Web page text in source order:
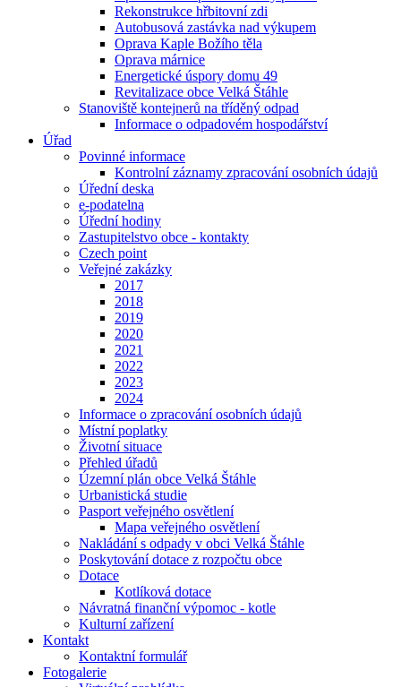
Rekonstrukce hřbitovní zdi
Autobusová zastávka nad výkupem
Oprava Kaple Božího těla
Oprava márnice
Energetické úspory domu 49
Revitalizace obce Velká Štáhle
Stanoviště kontejnerů na tříděný odpad
Informace o odpadovém hospodářství
Úřad
Povinné informace
Kontrolní záznamy zpracování osobních údajů
Úřední deska
e-podatelna
Úřední hodiny
Zastupitelstvo obce - kontakty
Czech point
Veřejné zakázky
2017
2018
2019
2020
2021
2022
2023
2024
Informace o zpracování osobních údajů
Místní poplatky
Životní situace
Přehled úřadů
Územní plán obce Velká Štáhle
Urbanistická studie
Pasport veřejného osvětlení
Mapa veřejného osvětlení
Nakládání s odpady v obci Velká Štáhle
Poskytování dotace z rozpočtu obce
Dotace
Kotlíková dotace
Návratná finanční výpomoc - kotle
Kulturní zařízení
Kontakt
Kontaktní formulář
Fotogalerie